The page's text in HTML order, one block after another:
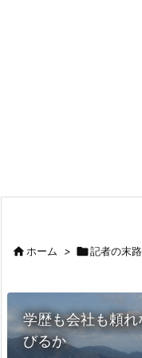
ホーム > 記者の末路
学歴も会社も頼
びるか